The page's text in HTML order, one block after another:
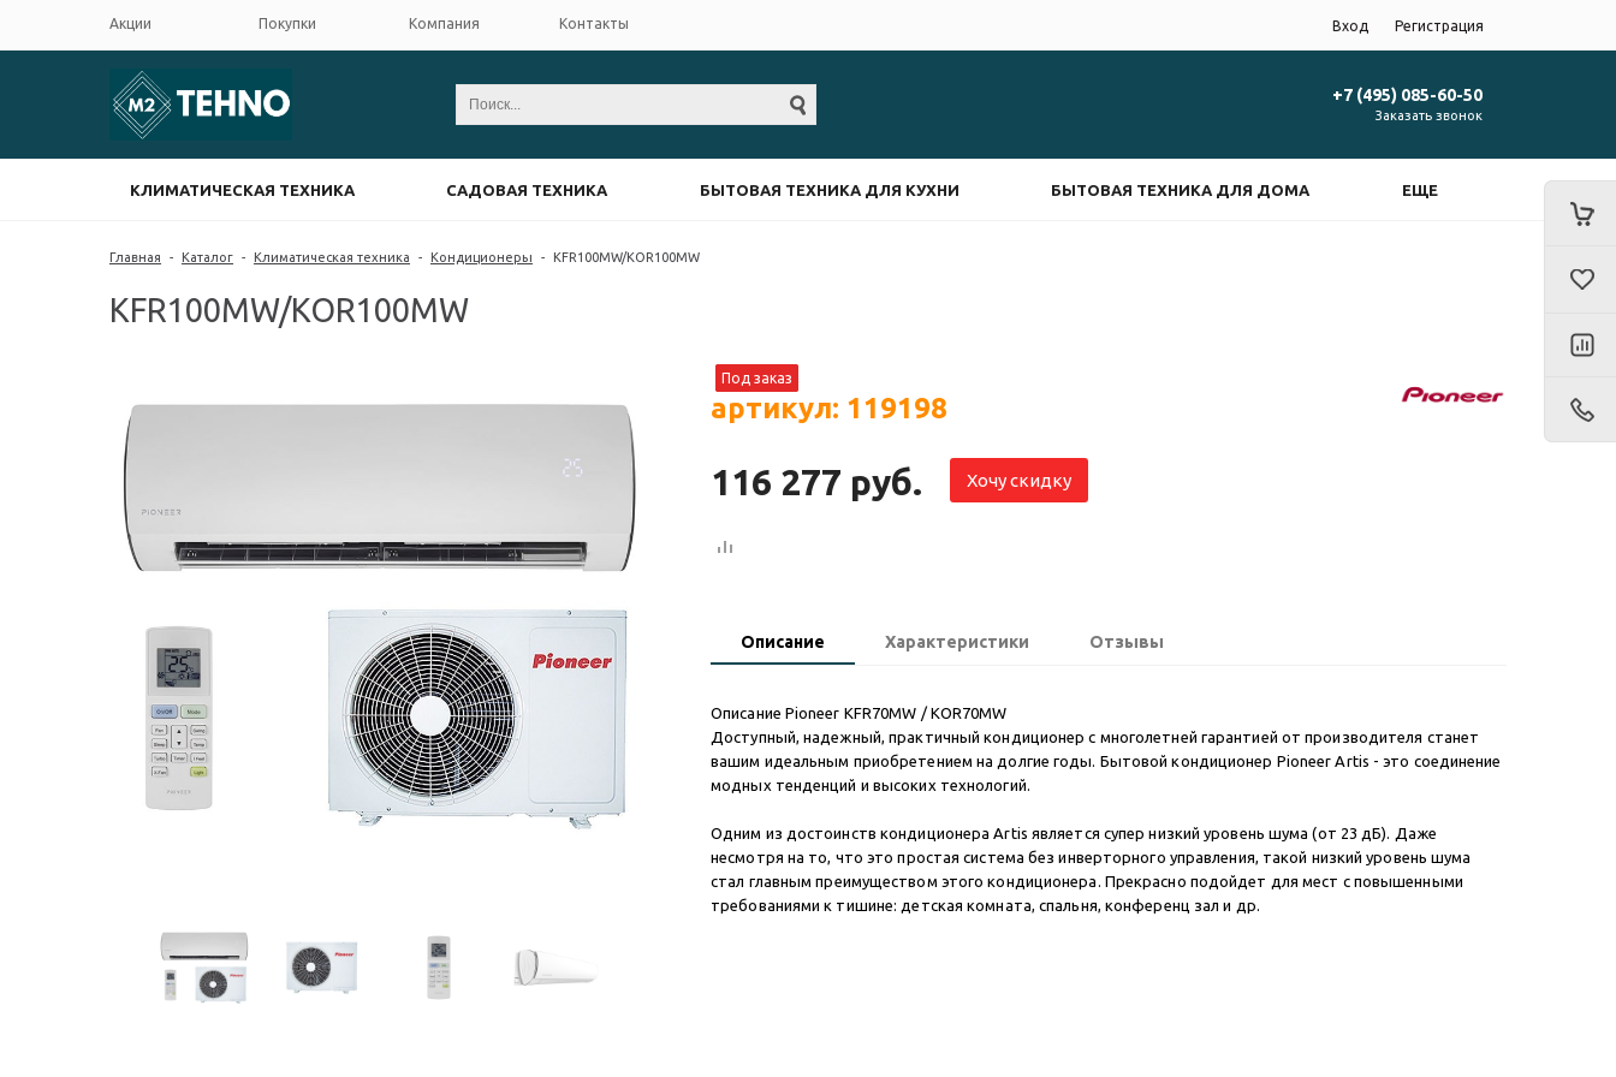
Вход Регистрация
Акции Покупки Компания Контакты
+7 (495) 085-60-50
Заказать звонок
КЛИМАТИЧЕСКАЯ ТЕХНИКА САДОВАЯ ТЕХНИКА БЫТОВАЯ ТЕХНИКА ДЛЯ КУХНИ БЫТОВАЯ ТЕХНИКА ДЛЯ ДОМА ЕЩЕ
Главная - Каталог - Климатическая техника - Кондиционеры - KFR100MW/KOR100MW
KFR100MW/KOR100MW
Под заказ
артикул: 119198
116 277 руб. Хочу скидку
Описание Характеристики Отзывы
Описание Pioneer KFR70MW / KOR70MW
Доступный, надежный, практичный кондиционер с многолетней гарантией от производителя станет
вашим идеальным приобретением на долгие годы. Бытовой кондиционер Pioneer Artis - это соединение
модных тенденций и высоких технологий.
Одним из достоинств кондиционера Artis является супер низкий уровень шума (от 23 дБ). Даже
несмотря на то, что это простая система без инверторного управления, такой низкий уровень шума
стал главным преимуществом этого кондиционера. Прекрасно подойдет для мест с повышенными
требованиями к тишине: детская комната, спальня, конференц зал и др.